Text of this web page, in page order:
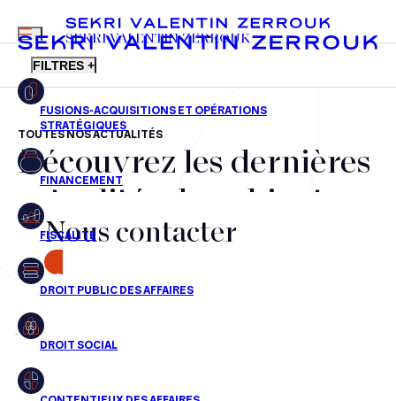
FR EN
MENU
SEKRI VALENTIN ZERROUK
FILTRES +
Fusions-acquisitions et opérations stratégiques
Financement
Fiscalité
Droit public des affaires
Droit social
Droit immobilier
TOUTES NOS ACTUALITÉS
Découvrez les dernières
actualités du cabinet,
nos récompenses et nos
transactions, jour après
jour
Aucun résultats pour cette recherche
Nous contacter